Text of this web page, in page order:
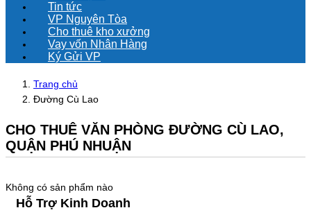
Tin tức
VP Nguyên Tòa
Cho thuê kho xưởng
Vay vốn Nhân Hàng
Ký Gửi VP
Trang chủ
Đường Cù Lao
CHO THUÊ VĂN PHÒNG ĐƯỜNG CÙ LAO,
QUẬN PHÚ NHUẬN
Không có sản phẩm nào
Hỗ Trợ Kinh Doanh